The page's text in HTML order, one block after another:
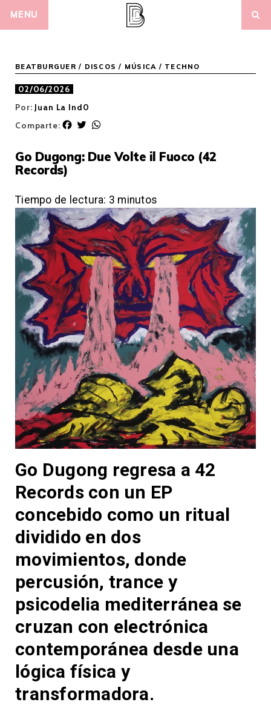
MENU
BEATBURGUER / DISCOS / MÚSICA / TECHNO
02/06/2026
Por: Juan La Ind0
Comparte:
F
e
o
k
T
t
r
t
p
p
Go Dugong: Due Volte il Fuoco (42
Records)
Tiempo de lectura: 3 minutos
Go Dugong regresa a 42
Records con un EP
concebido como un ritual
dividido en dos
movimientos, donde
percusión, trance y
psicodelia mediterránea se
cruzan con electrónica
contemporánea desde una
lógica física y
transformadora.